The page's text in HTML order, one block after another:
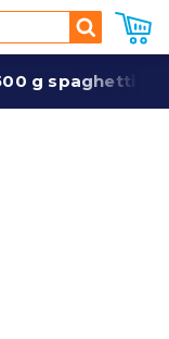
Keresés
g spaghetti